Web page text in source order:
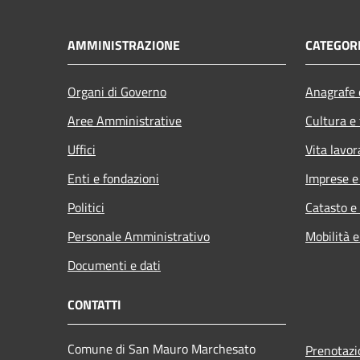
AMMINISTRAZIONE
Organi di Governo
Aree Amministrative
Uffici
Enti e fondazioni
Politici
Personale Amministrativo
Documenti e dati
Cultura
Vita
Imprese
Catasto
Mobilità
CONTATTI
Comune di San Mauro Marchesato